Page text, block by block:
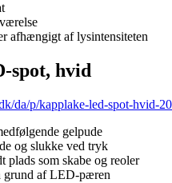
afhængigt af lysintensiteten
hvid
da/p/kapplake-led-spot-hvid-
gelpude
og slukke ved tryk
plads som skabe og reoler
grund af LED-pæren